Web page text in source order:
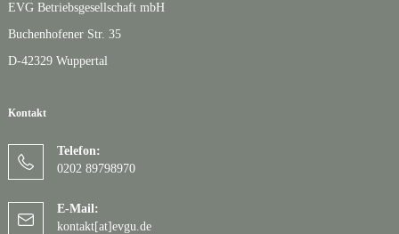
EVG Betriebsgesellschaft mbH
Buchenhofener Str. 35
D-42329 Wuppertal
Kontakt
Telefon:
0202 89798970
E-Mail:
kontakt[at]evgu.de